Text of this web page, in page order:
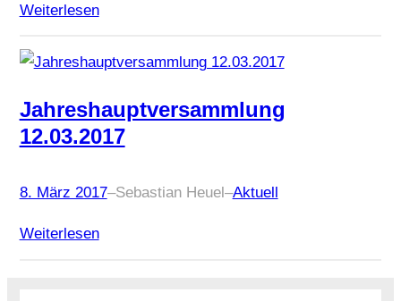
Weiterlesen
Jahreshauptversammlung
12.03.2017
8. März 2017–Sebastian Heuel–Aktuell
Weiterlesen